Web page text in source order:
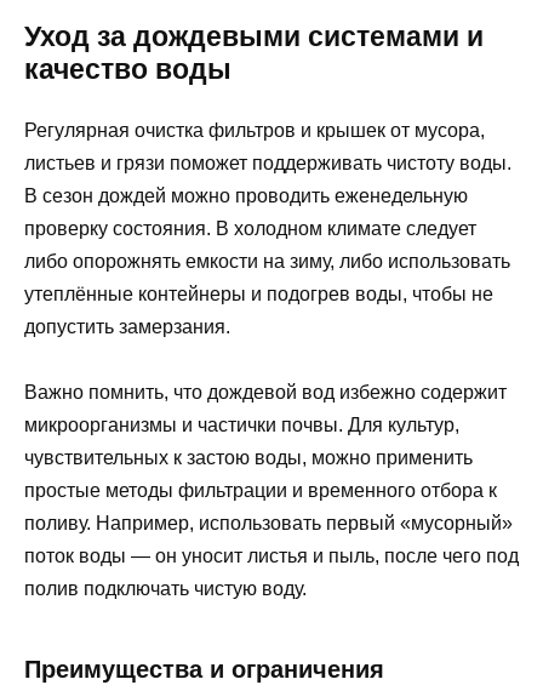
Уход за дождевыми системами и
качество воды
Регулярная очистка фильтров и крышек от мусора,
листьев и грязи поможет поддерживать чистоту воды.
В сезон дождей можно проводить еженедельную
проверку состояния. В холодном климате следует
либо опорожнять емкости на зиму, либо использовать
утеплённые контейнеры и подогрев воды, чтобы не
допустить замерзания.
Важно помнить, что дождевой вод избежно содержит
микроорганизмы и частички почвы. Для культур,
чувствительных к застою воды, можно применить
простые методы фильтрации и временного отбора к
поливу. Например, использовать первый «мусорный»
поток воды — он уносит листья и пыль, после чего под
полив подключать чистую воду.
Преимущества и ограничения